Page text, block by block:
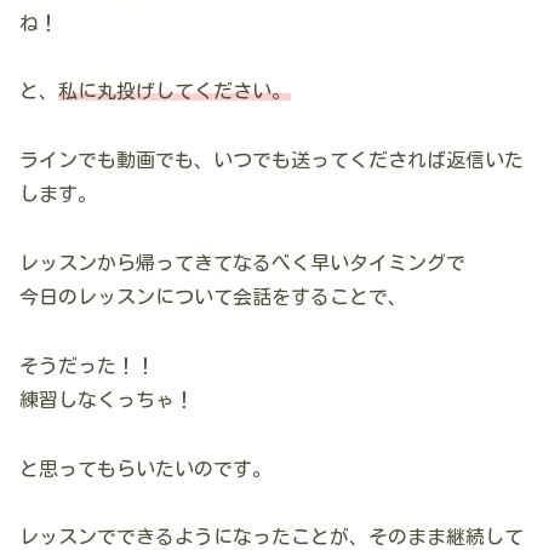
ね！
と、 私に丸投げしてください。
ラインでも動画でも、いつでも送ってくだされば返信いた
します。
レッスンから帰ってきてなるべく早いタイミングで
今日のレッスンについて会話をすることで、
そうだった！！
練習しなくっちゃ！
と思ってもらいたいのです。
レッスンでできるようになったことが、そのまま継続して